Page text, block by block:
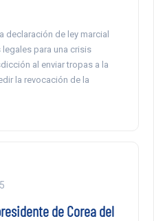
declaración de ley marcial
para una crisis
al enviar tropas a la
la revocación de la
de Corea del